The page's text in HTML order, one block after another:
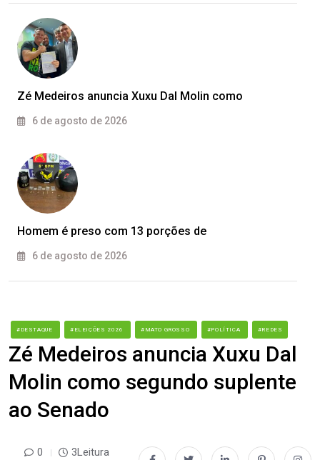
Zé Medeiros anuncia Xuxu Dal Molin como
6 de agosto de 2026
Homem é preso com 13 porções de
6 de agosto de 2026
#DESTAQUE #ELEIÇÕES 2026 #MATO GROSSO #POLÍTICA #REDES
Zé Medeiros anuncia Xuxu Dal
Molin como segundo suplente
ao Senado
0 3Leitura